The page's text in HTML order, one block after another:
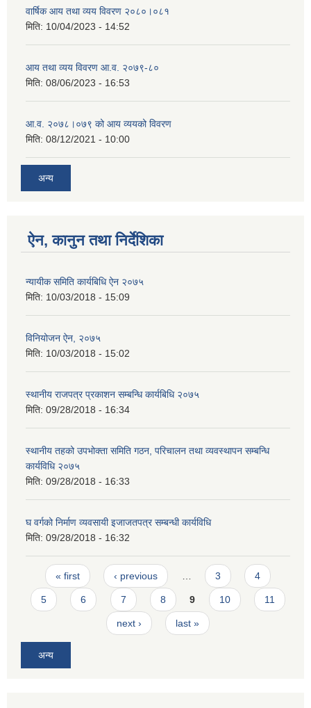
वार्षिक आय तथा व्यय विवरण २०८०।०८१
मिति: 10/04/2023 - 14:52
आय तथा व्यय विवरण आ.व. २०७९-८०
मिति: 08/06/2023 - 16:53
आ.व. २०७८।०७९ को आय व्ययको विवरण
मिति: 08/12/2021 - 10:00
अन्य
ऐन, कानुन तथा निर्देशिका
न्यायीक समिति कार्यबिधि ऐन २०७५
मिति: 10/03/2018 - 15:09
विनियोजन ऐन, २०७५
मिति: 10/03/2018 - 15:02
स्थानीय राजपत्र प्रकाशन सम्बन्धि कार्यबिधि २०७५
मिति: 09/28/2018 - 16:34
स्थानीय तहको उपभोक्ता समिति गठन, परिचालन तथा व्यवस्थापन सम्बन्धि
कार्यविधि २०७५
मिति: 09/28/2018 - 16:33
घ वर्गको निर्माण व्यवसायी इजाजतपत्र सम्बन्धी कार्यविधि
मिति: 09/28/2018 - 16:32
Pages
« first ‹ previous 3 4
5 6 7 8 9 10 11
next › last »
अन्य